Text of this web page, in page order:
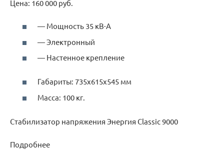
Цена: 160 000 руб.
— Мощность 35 кВ·А
— Электронный
— Настенное крепление
Габариты: 735х615х545 мм
Масса: 100 кг.
Стабилизатор напряжения Энергия Classic 9000
Подробнее